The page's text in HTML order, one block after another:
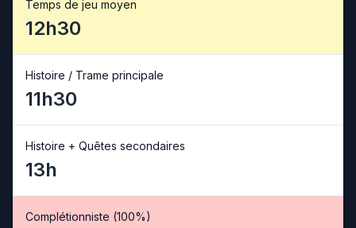
Temps de jeu moyen
12h30
Histoire / Trame principale
11h30
Histoire + Quêtes secondaires
13h
Complétionniste (100%)